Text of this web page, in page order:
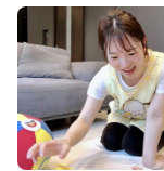
定期予約
お子様の撮影
（定期特典）
特徴 料金
サポートの特徴
資格